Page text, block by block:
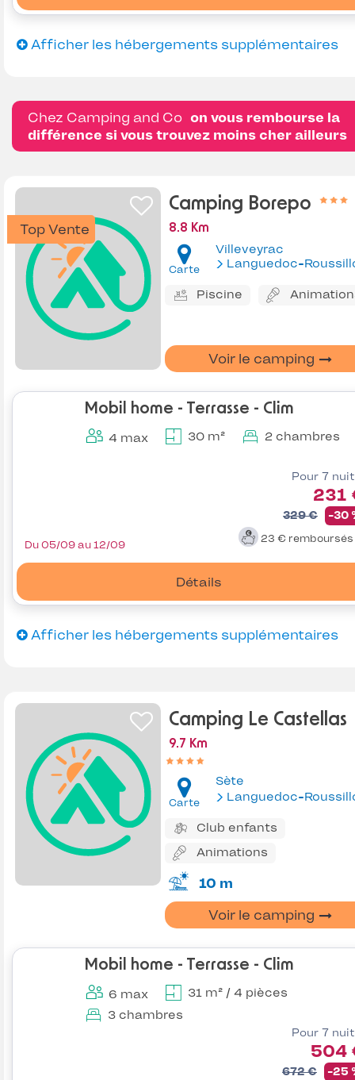
Afficher les hébergements supplémentaires
Chez Camping and Co on vous rembourse la
différence si vous trouvez moins cher ailleurs
Top Vente
Camping Borepo
8.8 Km
Carte
Villeveyrac
Languedoc-
Piscine
Voir le camping
Mobil home - Terrasse - Clim
4 max 30 m² 2 chambres
Pour 7
231
329 € -30
23 € remboursés
Détails
Du 05/09 au 12/09
Afficher les hébergements supplémentaires
Camping Le Castellas
9.7 Km
Carte
Sète
Languedoc-
Club enfants
Animations
10 m
Voir le camping
Mobil home - Terrasse - Clim
6 max
31 m² / 4 pièces
3 chambres
Pour 7
504
672 € -25